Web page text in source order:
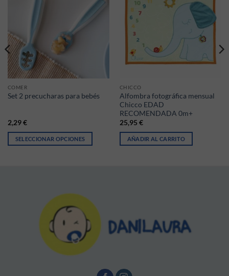
COMER
Set 2 precucharas para bebés
2,29€
SELECCIONAR OPCIONES
CHICCO
Alfombra fotográfica mensual
Chicco EDAD
RECOMENDADA 0m+
25,95 €
AÑADIR AL CARRITO